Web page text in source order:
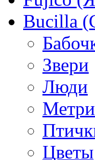
Bucilla
Звери
Люди
Цветы